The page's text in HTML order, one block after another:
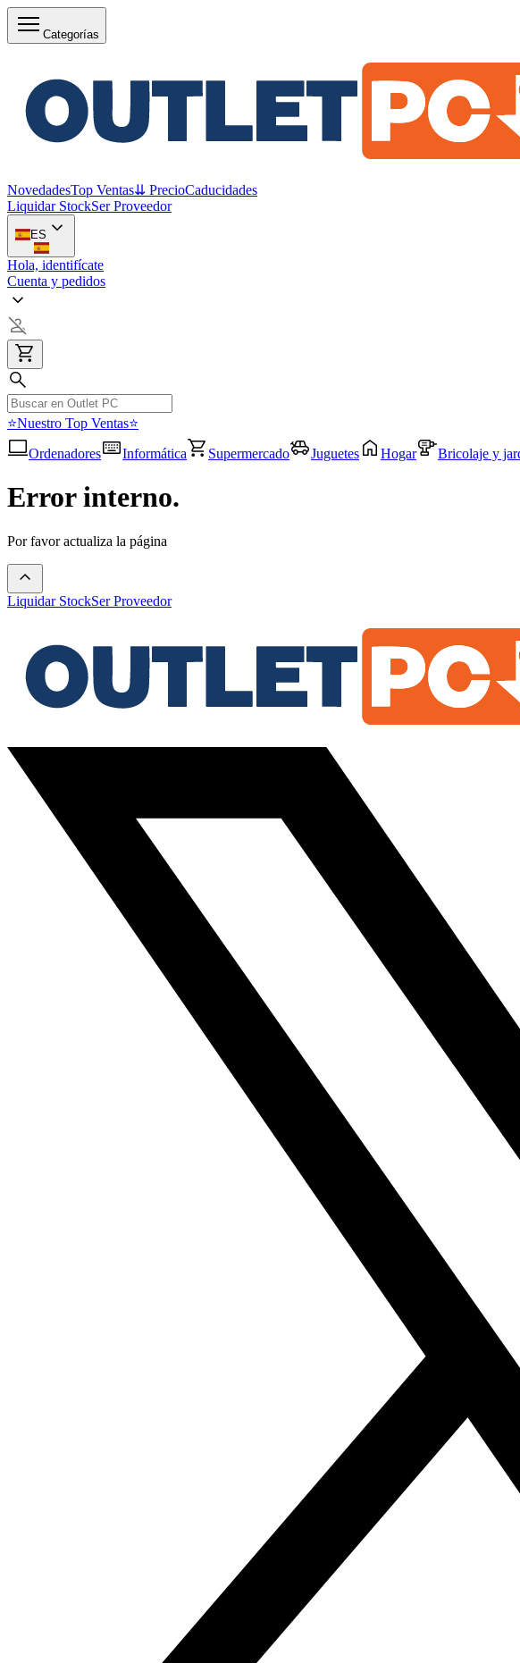
Categorías
NovedadesTop Ventas⇊ PrecioCaducidades
Liquidar StockSer Proveedor
ES
Hola, identifícate
Cuenta y pedidos
⭐Nuestro Top Ventas⭐
Ordenadores
Informática Supermercado Juguetes Hogar Bricolaje y
Error interno.
Por favor actualiza la página
Liquidar StockSer Proveedor